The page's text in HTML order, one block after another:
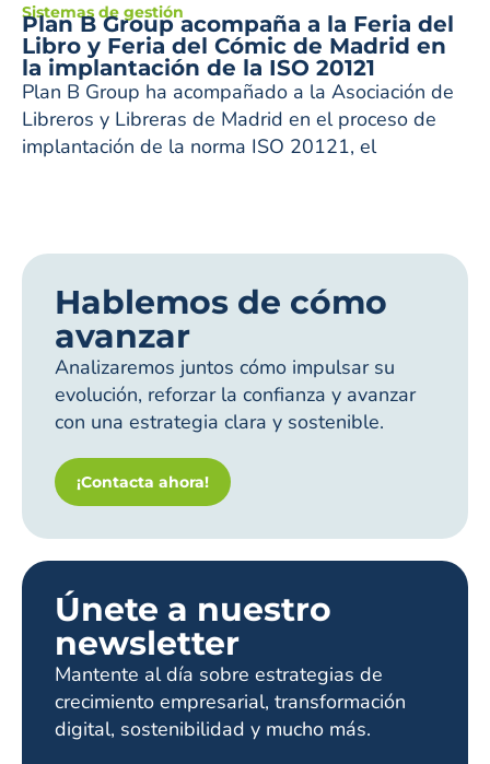
Sistemas de gestión
Plan B Group acompaña a la Feria del
Libro y Feria del Cómic de Madrid en
la implantación de la ISO 20121
Plan B Group ha acompañado a la Asociación de
Libreros y Libreras de Madrid en el proceso de
implantación de la norma ISO 20121, el
Hablemos de cómo
avanzar
Analizaremos juntos cómo impulsar su
evolución, reforzar la confianza y avanzar
con una estrategia clara y sostenible.
¡Contacta ahora!
Únete a nuestro
newsletter
Mantente al día sobre estrategias de
crecimiento empresarial, transformación
digital, sostenibilidad y mucho más.